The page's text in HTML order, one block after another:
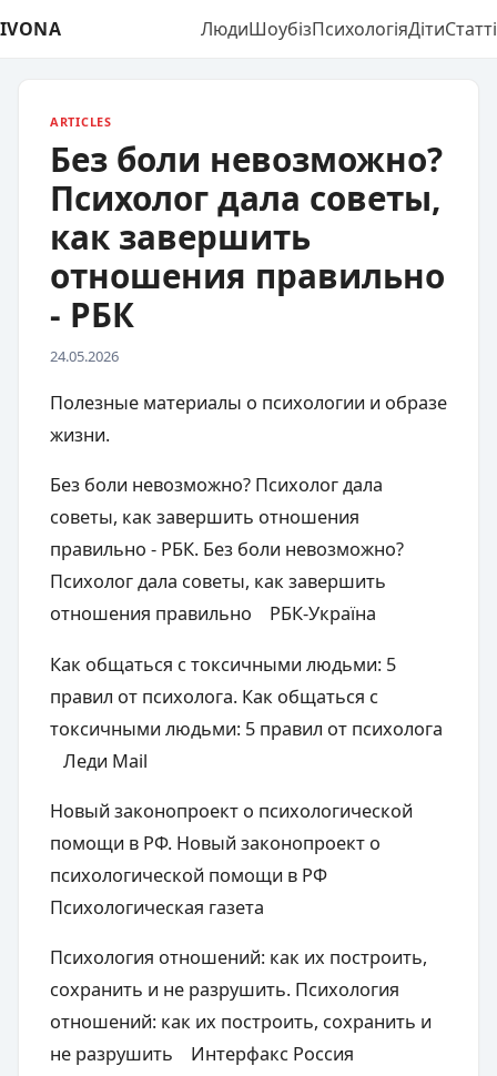
IVONA ЛюдиШоубізПсихологіяДітиСтатті
ARTICLES
Без боли невозможно?
Психолог дала советы,
как завершить
отношения правильно
- РБК
24.05.2026
Полезные материалы о психологии и образе
жизни.
Без боли невозможно? Психолог дала
советы, как завершить отношения
правильно - РБК. Без боли невозможно?
Психолог дала советы, как завершить
отношения правильно РБК-Україна
Как общаться с токсичными людьми: 5
правил от психолога. Как общаться с
токсичными людьми: 5 правил от психолога
Леди Mail
Новый законопроект о психологической
помощи в РФ. Новый законопроект о
психологической помощи в РФ
Психологическая газета
Психология отношений: как их построить,
сохранить и не разрушить. Психология
отношений: как их построить, сохранить и
не разрушить Интерфакс Россия